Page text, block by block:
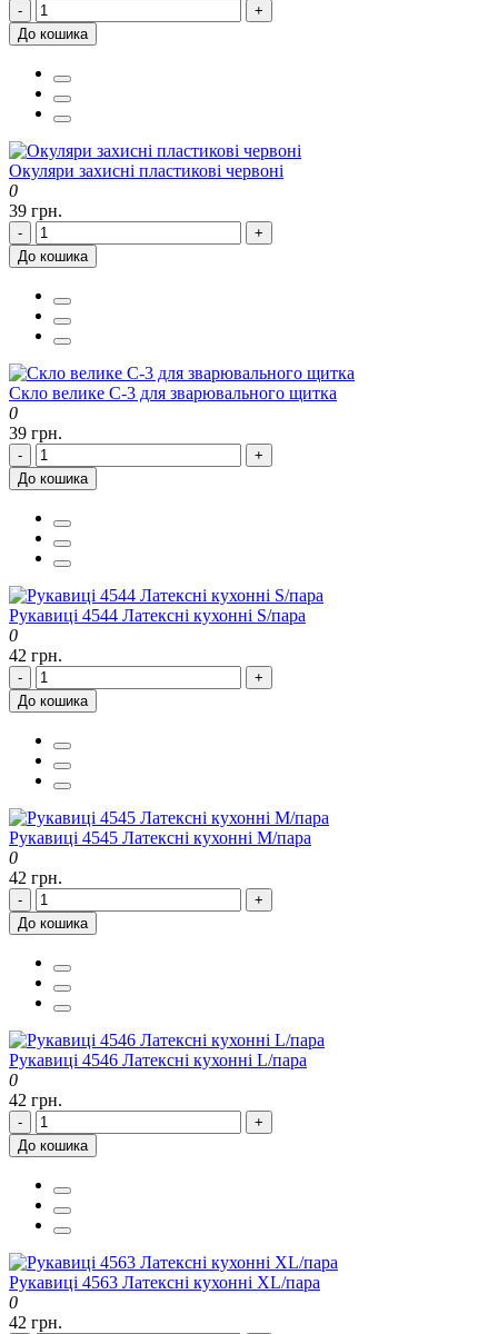
-
+
До кошика
Окуляри захисні пластикові червоні
0
39 грн.
-
+
До кошика
Скло велике С-3 для зварювального щитка
0
39 грн.
-
+
До кошика
Рукавиці 4544 Латексні кухонні S/пара
0
42 грн.
-
+
До кошика
Рукавиці 4545 Латексні кухонні М/пара
0
42 грн.
-
+
До кошика
Рукавиці 4546 Латексні кухонні L/пара
0
42 грн.
-
+
До кошика
Рукавиці 4563 Латексні кухонні ХL/пара
0
42 грн.